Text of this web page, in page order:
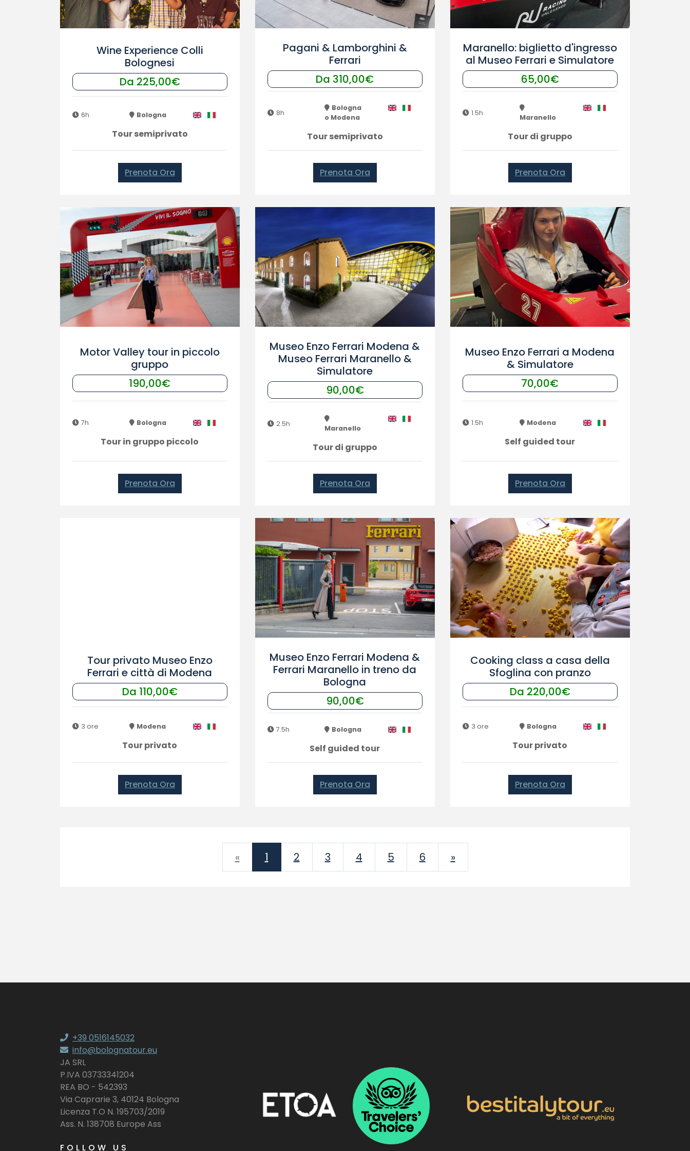
Wine Experience Colli
Bolognesi
Da 225,00€
6h Bologna
Tour semiprivato
Prenota Ora
Pagani & Lamborghini &
Ferrari
Da 310,00€
8h
Bologna
o Modena
Tour semiprivato
Prenota Ora
Maranello: biglietto d'ingresso
al Museo Ferrari e Simulatore
65,00€
1.5h
Maranello
Tour di gruppo
Prenota Ora
Motor Valley tour in piccolo
gruppo
190,00€
7h Bologna
Tour in gruppo piccolo
Prenota Ora
Museo Enzo Ferrari Modena &
Museo Ferrari Maranello &
Simulatore
90,00€
2.5h
Maranello
Tour di gruppo
Prenota Ora
Museo Enzo Ferrari a Modena
& Simulatore
70,00€
1.5h Modena
Self guided tour
Prenota Ora
Tour privato Museo Enzo
Ferrari e città di Modena
Da 110,00€
3 ore Modena
Tour privato
Prenota Ora
Museo Enzo Ferrari Modena &
Ferrari Maranello in treno da
Bologna
90,00€
7.5h Bologna
Self guided tour
Prenota Ora
Cooking class a casa della
Sfoglina con pranzo
Da 220,00€
3 ore Bologna
Tour privato
Prenota Ora
«Previous
1 2 3 4 5 6 »Next
+39 0516145032
info@bolognatour.eu
JA SRL
P.IVA 03733341204
REA BO - 542393
Via Caprarie 3, 40124 Bologna
Licenza T.O N. 195703/2019
Ass. N. 138708 Europe Ass
FOLLOW US